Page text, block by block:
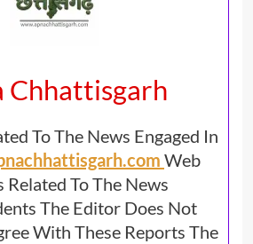
Chhattisgarh
To The News Engaged In
Web
Related To The News
The Editor Does Not
With These Reports The